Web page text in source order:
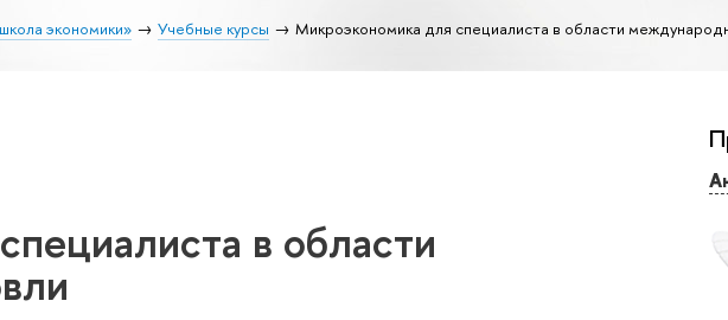
экономики» Учебные курсы Микроэкономика для специалиста в области
в области